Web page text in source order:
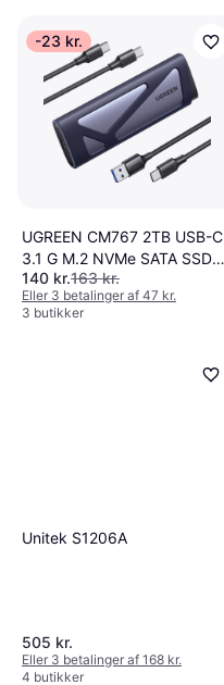
-23 kr.
UGREEN CM767 2TB USB-C
3.1 G M.2 NVMe SATA SSD
Enclosure
140 kr.163 kr.
Eller 3 betalinger af 47 kr.
3 butikker
Unitek S1206A
505 kr.
Eller 3 betalinger af 168 kr.
4 butikker